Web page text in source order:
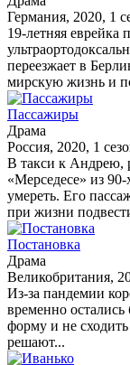
Германия, 2020, 1
19-летняя еврейка
переезжает в
мирскую жизнь и
Пассажиры
Драма
Россия, 2020, 1
В такси к Андрею,
«Мерседесе» из
умереть. Его
при жизни
Постановка
Драма
Великобритания,
Из-за пандемии
временно
форму и не
решают...